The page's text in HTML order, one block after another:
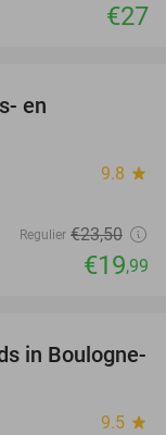
€27
en
9.8 star
Regulier €23,50
€19,99
27%
in Boulogne-
9.5 star